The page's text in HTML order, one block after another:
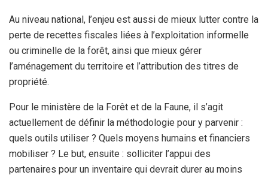
Au niveau national, l’enjeu est aussi de mieux lutter contre la
perte de recettes fiscales liées à l’exploitation informelle
ou criminelle de la forêt, ainsi que mieux gérer
l’aménagement du territoire et l’attribution des titres de
propriété.
Pour le ministère de la Forêt et de la Faune, il s’agit
actuellement de définir la méthodologie pour y parvenir :
quels outils utiliser ? Quels moyens humains et financiers
mobiliser ? Le but, ensuite : solliciter l’appui des
partenaires pour un inventaire qui devrait durer au moins